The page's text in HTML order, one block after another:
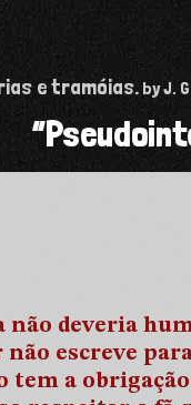
e tramóias. by J.
não deveria
não escreve
tem a